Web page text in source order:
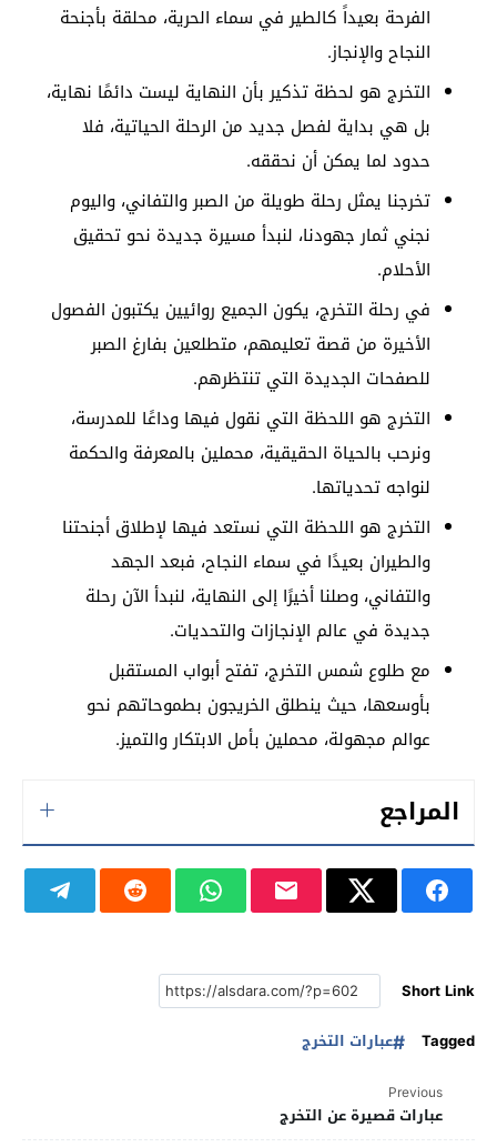
الفرحة بعيداً كالطير في سماء الحرية، محلقة بأجنحة
النجاح والإنجاز.
التخرج هو لحظة تذكير بأن النهاية ليست دائمًا نهاية،
بل هي بداية لفصل جديد من الرحلة الحياتية، فلا
حدود لما يمكن أن نحققه.
تخرجنا يمثل رحلة طويلة من الصبر والتفاني، واليوم
نجني ثمار جهودنا، لنبدأ مسيرة جديدة نحو تحقيق
الأحلام.
في رحلة التخرج، يكون الجميع روائيين يكتبون الفصول
الأخيرة من قصة تعليمهم، متطلعين بفارغ الصبر
للصفحات الجديدة التي تنتظرهم.
التخرج هو اللحظة التي نقول فيها وداعًا للمدرسة،
ونرحب بالحياة الحقيقية، محملين بالمعرفة والحكمة
لنواجه تحدياتها.
التخرج هو اللحظة التي نستعد فيها لإطلاق أجنحتنا
والطيران بعيدًا في سماء النجاح، فبعد الجهد
والتفاني، وصلنا أخيرًا إلى النهاية، لنبدأ الآن رحلة
جديدة في عالم الإنجازات والتحديات.
مع طلوع شمس التخرج، تفتح أبواب المستقبل
بأوسعها، حيث ينطلق الخريجون بطموحاتهم نحو
عوالم مجهولة، محملين بأمل الابتكار والتميز.
المراجع
Short Link
Tagged
عبارات التخرج
Previous
عبارات قصيرة عن التخرج